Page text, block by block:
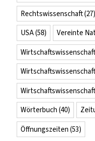
Rechtswissenschaft(27)
USA(58) Vereinte
Wörterbuch (40)
Öffnungszeiten (53)